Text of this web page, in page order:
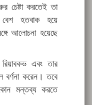
চেষ্টা করতেই তা
বেশ হতবাক হয়ে
আলোচনা হয়েছে
রিয়াবকভ এবং তার
বর্ণনা করেন। তবে
কোন মন্তব্য করতে